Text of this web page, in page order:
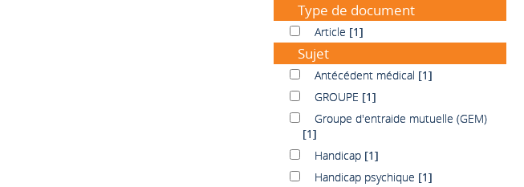
Type de document
ArticleArticle [1]
Sujet
Antécédent médical
Antécédent médical [1]
GROUPEGROUPE [1]
Groupe d'entraide mutuelle (GEM)
Groupe d'entraide mutuelle (GEM)
[1]
HandicapHandicap [1]
Handicap psychique
Handicap psychique [1]